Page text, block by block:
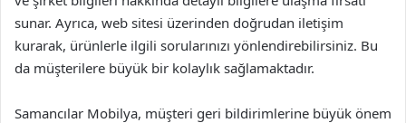
sunar. Ayrıca, web sitesi üzerinden doğrudan iletişim
kurarak, ürünlerle ilgili sorularınızı yönlendirebilirsiniz. Bu
da müşterilere büyük bir kolaylık sağlamaktadır.
Samancılar Mobilya, müşteri geri bildirimlerine büyük önem